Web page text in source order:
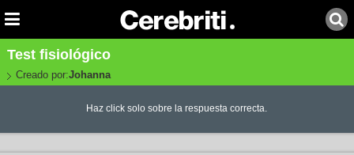
Test fisiológico
Creado por:Johanna
Haz click solo sobre la respuesta correcta.